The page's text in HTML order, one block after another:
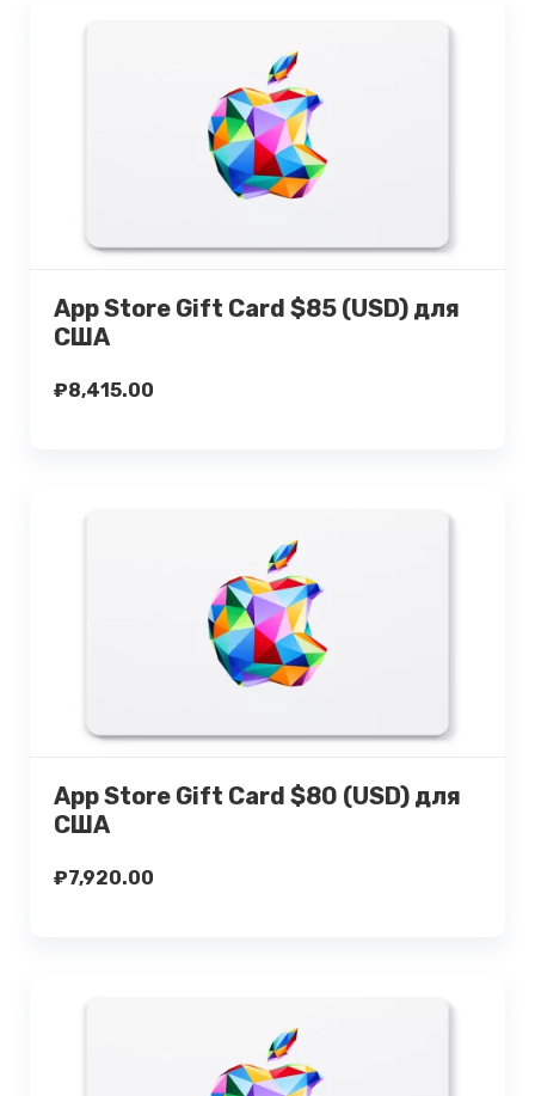
App Store Gift Card $85 (USD) для
США
₽8,415.00
Подробнее
App Store Gift Card $80 (USD) для
США
₽7,920.00
Подробнее